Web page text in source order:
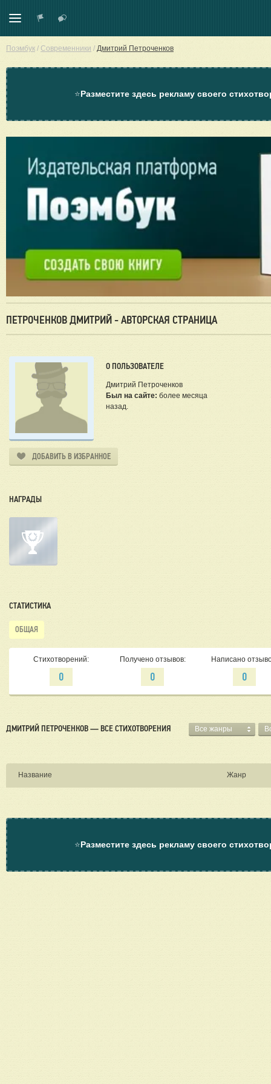
Поэмбук / Современники / Дмитрий Петроченков
⭐Разместите здесь рекламу своего
ПЕТРОЧЕНКОВ ДМИТРИЙ - АВТОРСКАЯ СТРАНИЦА
О ПОЛЬЗОВАТЕЛЕ
Дмитрий Петроченков
Был на сайте: более месяца
назад.
ДОБАВИТЬ В ИЗБРАННОЕ
НАГРАДЫ
СТАТИСТИКА
ОБЩАЯ
Стихотворений:
0
Получено отзывов:
0
Написано
0
ДМИТРИЙ ПЕТРОЧЕНКОВ — ВСЕ СТИХОТВОРЕНИЯ Все жанры
Название Жанр
⭐Разместите здесь рекламу своего